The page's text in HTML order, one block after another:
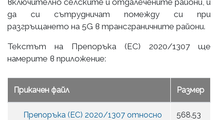
да си сътрудничат помежду си при
разгръщането на 5G в трансграничните райони.
Текстът на Препоръка (ЕС) 2020/1307 ще
намерите в приложение:
Прикачен файл Размер
Препоръка (ЕС) 2020/1307 относно
568.53